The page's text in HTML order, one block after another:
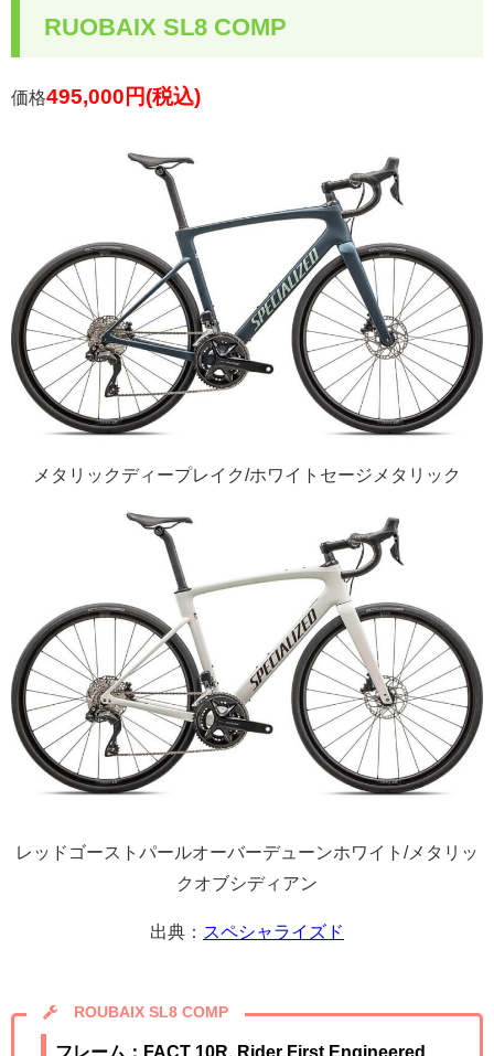
RUOBAIX SL8 COMP
価格495,000円(税込)
メタリックディープレイク/ホワイトセージメタリック
レッドゴーストパールオーバーデューンホワイト/メタリッ
クオブシディアン
出典： スペシャライズド
ROUBAIX SL8 COMP
フレーム：FACT 10R, Rider First Engineered